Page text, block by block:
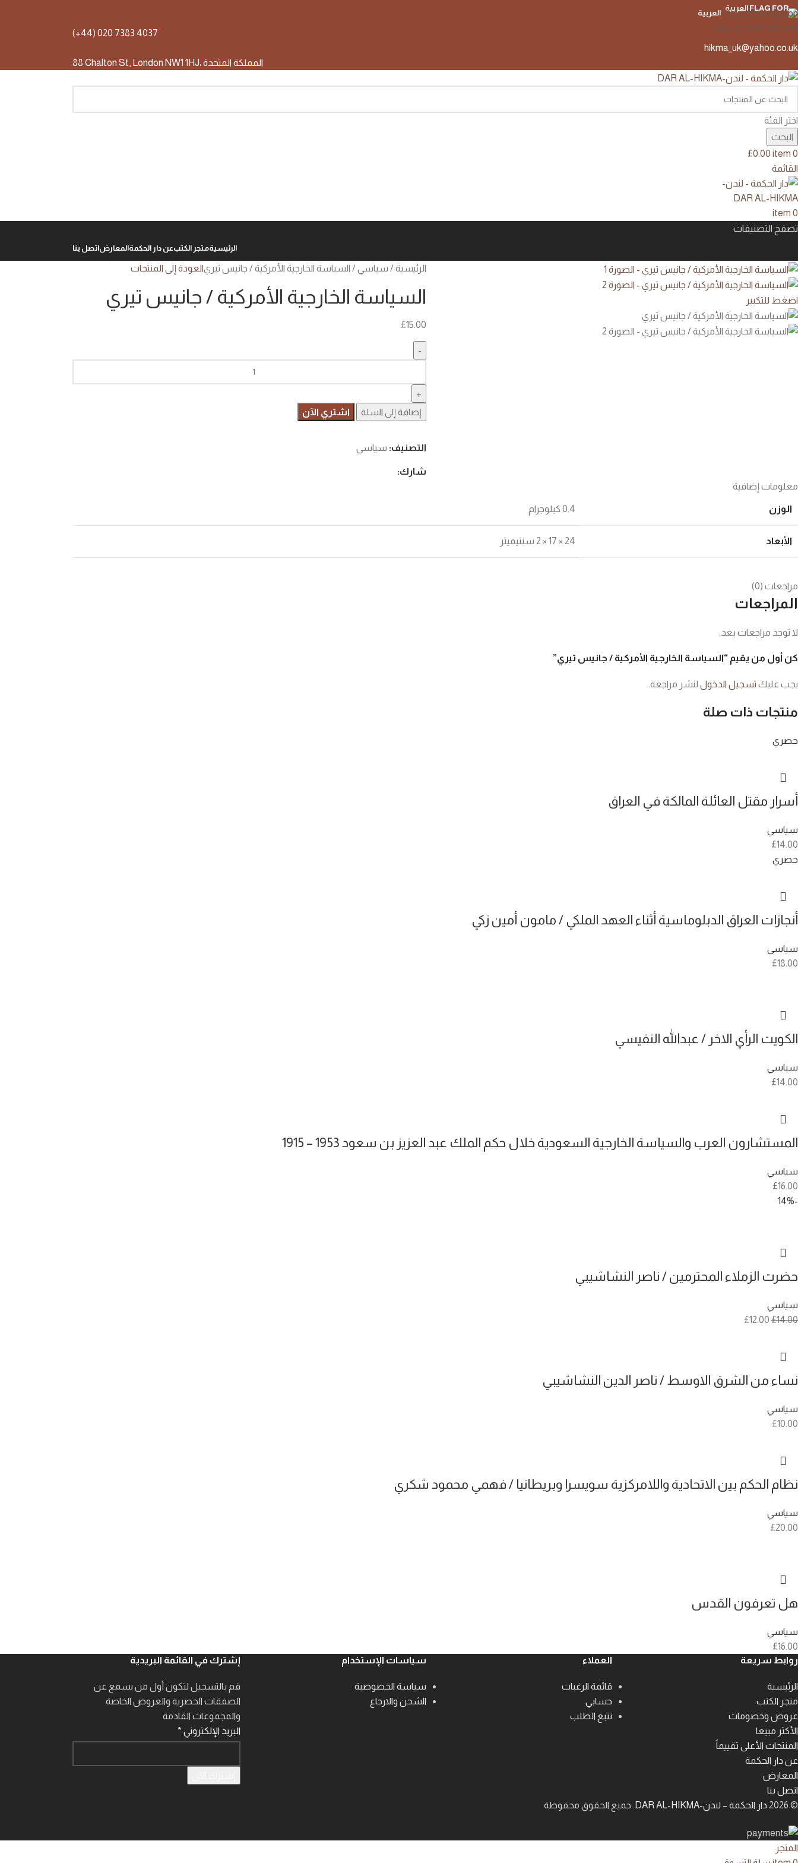
Skip to navigation
Skip to main content
العربية
(+44) 020 7383 4037
hikma_uk@yahoo.co.uk
88 Chalton St, London NW1 1HJ، المملكة المتحدة
اختر الفئة
البحث
0
item
£0.00
القائمة
0
item
تصفح التصنيفات
الرئيسيةمتجر الكتبعن دار الحكمةالمعارضاتصل بنا
اضغط للتكبير
الرئيسية سياسي السياسة الخارجية الأمركية / جانيس تيريالعودة إلى المنتجات
السياسة الخارجية الأمركية / جانيس تيري
£15.00
إضافة إلى السلة اشتري الآن
التصنيف: سياسي
شارك:
معلومات إضافية
الوزن 0.4 كيلوجرام
الأبعاد 24 × 17 × 2 سنتيميتر
مراجعات (0)
المراجعات
لا توجد مراجعات بعد.
كن أول من يقيم “السياسة الخارجية الأمركية / جانيس تيري”
يجب عليك تسجيل الدخول لنشر مراجعة.
منتجات ذات صلة
حصري
أسرار مقتل العائلة المالكة في العراق
سياسي
£14.00
حصري
أنجازات العراق الدبلوماسية أثناء العهد الملكي / مامون أمين زكي
سياسي
£18.00
الكويت الرأي الاخر / عبدالله النفيسي
سياسي
£14.00
المستشارون العرب والسياسة الخارجية السعودية خلال حكم الملك عبد العزيز بن سعود 1953 – 1915
سياسي
£16.00
-14%
حضرت الزملاء المحترمين / ناصر النشاشيبي
سياسي
£14.00
£12.00
نساء من الشرق الاوسط / ناصر الدين النشاشيبي
سياسي
£10.00
نظام الحكم بين الاتحادية واللامركزية سويسرا وبريطانيا / فهمي محمود شكري
سياسي
£20.00
هل تعرفون القدس
سياسي
£16.00
روابط سريعة
الرئيسية
متجر الكتب
عروض وخصومات
الأكثر مبيعا
المنتجات الأعلى تقييماً
عن دار الحكمة
المعارض
اتصل بنا
العملاء
قائمة الرغبات
حسابي
تتبع الطلب
سياسات الإستخدام
سياسة الخصوصية
الشحن والارجاع
إشترك في القائمة البريدية
قم بالتسجيل لتكون أول من يسمع عن
الصفقات الحصرية والعروض الخاصة
والمجموعات القادمة
البريد الإلكتروني *
© 2026 دار الحكمة – لندن-DAR AL-HIKMA . جميع الحقوق محفوظة
المتجر